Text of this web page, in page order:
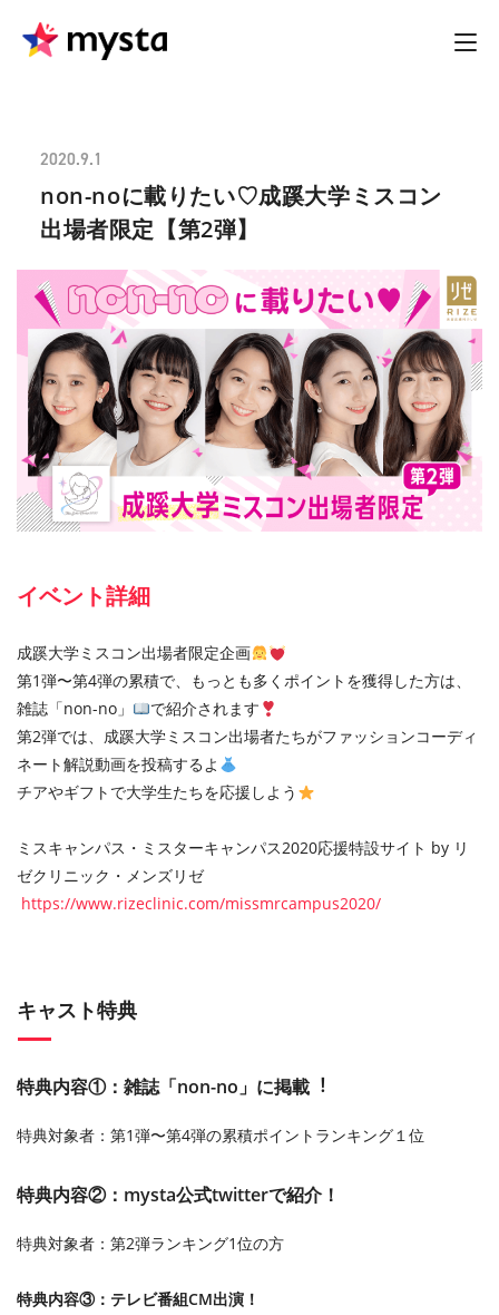
2020.9.1
non-noに載りたい♡成蹊大学ミスコン
出場者限定【第2弾】
イベント詳細
成蹊大学ミスコン出場者限定企画
第1弾〜第4弾の累積で、もっとも多くポイントを獲得した⽅は、
雑誌「non-no」
で紹介されます
第2弾では、成蹊⼤学ミスコン出場者たちがファッションコーディ
ネート解説動画を投稿するよ
チアやギフトで⼤学⽣たちを応援しよう
ミスキャンパス・ミスターキャンパス2020応援特設サイト by リ
ゼクリニック・メンズリゼ
https://www.rizeclinic.com/missmrcampus2020/
キャスト特典
特典内容①：雑誌「non-no」に掲載︕
特典対象者：第1弾〜第4弾の累積ポイントランキング１位
特典内容②：mysta公式twitterで紹介！
特典対象者：第2弾ランキング1位の⽅
特典内容③：テレビ番組CM出演！